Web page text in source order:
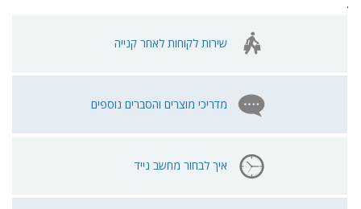
.
שירות לקוחות לאחר קנייה
מדריכי מוצרים והסברים נוספים
איך לבחור מחשב נייד